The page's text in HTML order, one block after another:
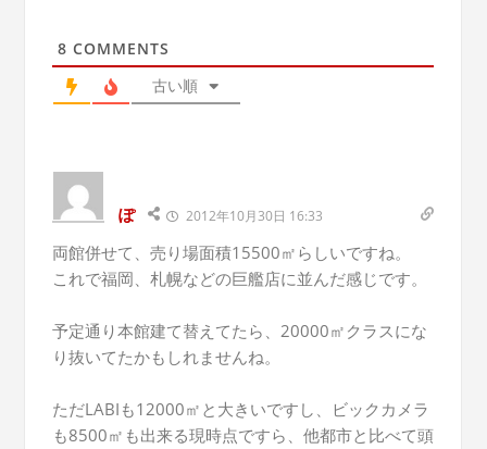
8 COMMENTS
古い順
ぽ 2012年10月30日 16:33
両館併せて、売り場面積15500㎡らしいですね。
これで福岡、札幌などの巨艦店に並んだ感じです。
予定通り本館建て替えてたら、20000㎡クラスにな
り抜いてたかもしれませんね。
ただLABIも12000㎡と大きいですし、ビックカメラ
も8500㎡も出来る現時点ですら、他都市と比べて頭